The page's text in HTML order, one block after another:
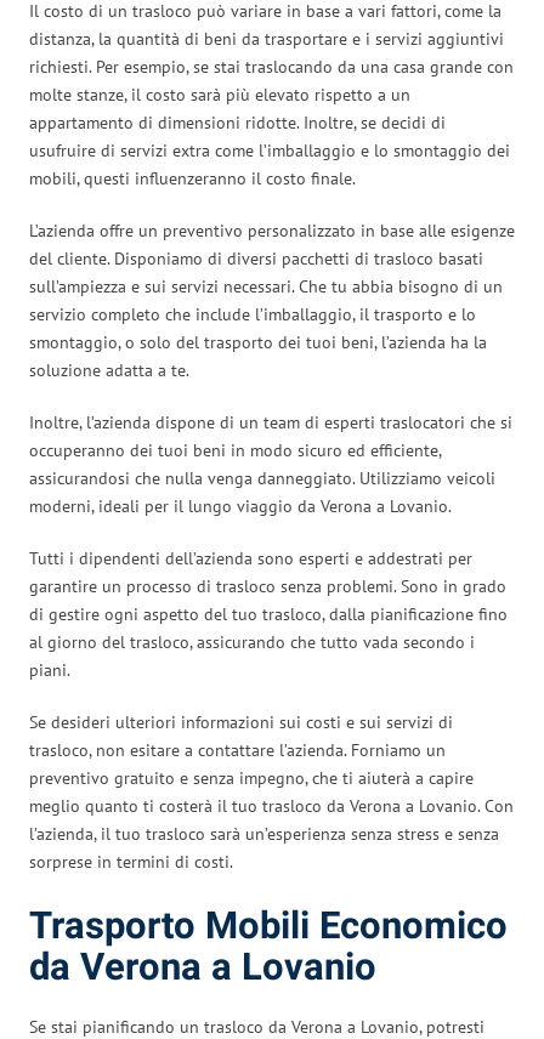
Il costo di un trasloco può variare in base a vari fattori, come la
distanza, la quantità di beni da trasportare e i servizi aggiuntivi
richiesti. Per esempio, se stai traslocando da una casa grande con
molte stanze, il costo sarà più elevato rispetto a un
appartamento di dimensioni ridotte. Inoltre, se decidi di
usufruire di servizi extra come l’imballaggio e lo smontaggio dei
mobili, questi influenzeranno il costo finale.
L’azienda offre un preventivo personalizzato in base alle esigenze
del cliente. Disponiamo di diversi pacchetti di trasloco basati
sull’ampiezza e sui servizi necessari. Che tu abbia bisogno di un
servizio completo che include l’imballaggio, il trasporto e lo
smontaggio, o solo del trasporto dei tuoi beni, l’azienda ha la
soluzione adatta a te.
Inoltre, l’azienda dispone di un team di esperti traslocatori che si
occuperanno dei tuoi beni in modo sicuro ed efficiente,
assicurandosi che nulla venga danneggiato. Utilizziamo veicoli
moderni, ideali per il lungo viaggio da Verona a Lovanio.
Tutti i dipendenti dell’azienda sono esperti e addestrati per
garantire un processo di trasloco senza problemi. Sono in grado
di gestire ogni aspetto del tuo trasloco, dalla pianificazione fino
al giorno del trasloco, assicurando che tutto vada secondo i
piani.
Se desideri ulteriori informazioni sui costi e sui servizi di
trasloco, non esitare a contattare l’azienda. Forniamo un
preventivo gratuito e senza impegno, che ti aiuterà a capire
meglio quanto ti costerà il tuo trasloco da Verona a Lovanio. Con
l’azienda, il tuo trasloco sarà un’esperienza senza stress e senza
sorprese in termini di costi.
Trasporto Mobili Economico
da Verona a Lovanio
Se stai pianificando un trasloco da Verona a Lovanio, potresti